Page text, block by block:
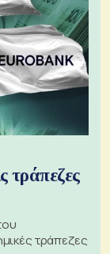
τράπεζες
τράπεζες